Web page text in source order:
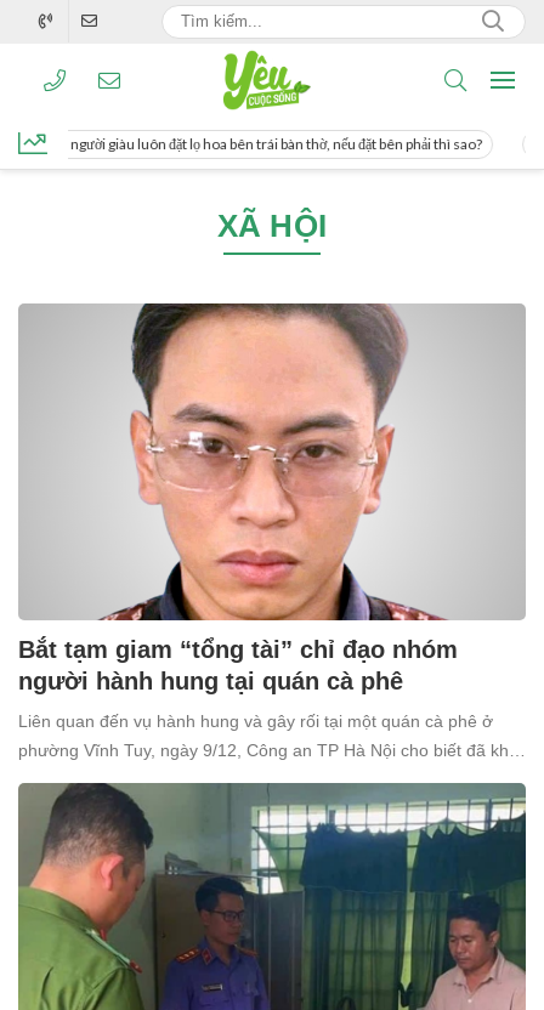
người giàu luôn đặt lọ hoa bên trái bàn thờ, nếu đặt bên phải thì sao?
XÃ HỘI
Bắt tạm giam “tổng tài” chỉ đạo nhóm
người hành hung tại quán cà phê
Liên quan đến vụ hành hung và gây rối tại một quán cà phê ở
phường Vĩnh Tuy, ngày 9/12, Công an TP Hà Nội cho biết đã khởi
tố và bắt tạm giam Nguyễn Văn Thiên (SN 1998, trú tại xã Ô
Diên, Hà Nội) để điều tra về tội “Gây rối trật tự công cộng”.